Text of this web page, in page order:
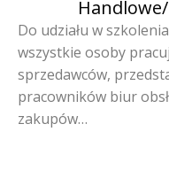
Do udziału w
wszystkie osoby
sprzedawców,
pracowników biur
zakupów…